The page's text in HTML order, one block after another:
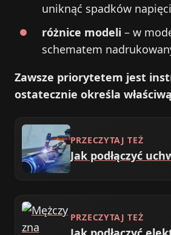
uniknąć spadków
różnice modeli – w
schematem
Zawsze priorytetem jest
ostatecznie określa
PRZECZYTAJ TEŻ
Jak podłączyć
PRZECZYTAJ TEŻ